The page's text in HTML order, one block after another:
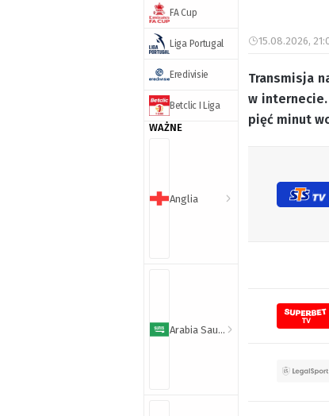
FA Cup
Liga Portugal
Eredivisie
Betclic I Liga
WAŻNE
Anglia
Arabia Saudyjska
15.08.2026,
Transmisja
w
pięć minut